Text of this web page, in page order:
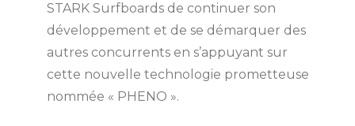
STARK Surfboards de continuer son
développement et de se démarquer des
autres concurrents en s’appuyant sur
cette nouvelle technologie prometteuse
nommée « PHENO ».